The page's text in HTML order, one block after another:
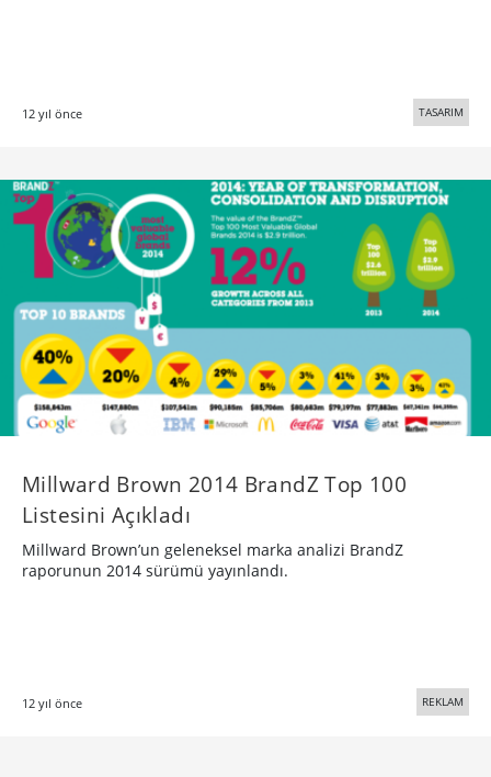
12 yıl önce TASARIM
Millward Brown 2014 BrandZ Top 100
Listesini Açıkladı
Millward Brown’un geleneksel marka analizi BrandZ
raporunun 2014 sürümü yayınlandı.
12 yıl önce REKLAM